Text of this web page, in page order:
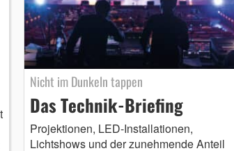
Nicht im Dunkeln tappen
Das Technik-Briefing
Projektionen, LED-Installationen,
Lichtshows und der zunehmende Anteil